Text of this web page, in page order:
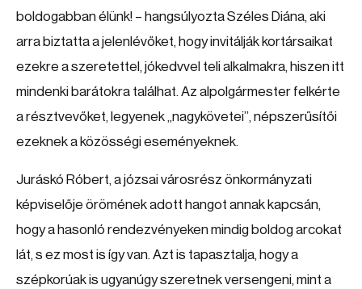
boldogabban élünk! – hangsúlyozta Széles Diána, aki
arra biztatta a jelenlévőket, hogy invitálják kortársaikat
ezekre a szeretettel, jókedvvel teli alkalmakra, hiszen itt
mindenki barátokra találhat. Az alpolgármester felkérte
a résztvevőket, legyenek „nagykövetei”, népszerűsítői
ezeknek a közösségi eseményeknek.
Juráskó Róbert, a józsai városrész önkormányzati
képviselője örömének adott hangot annak kapcsán,
hogy a hasonló rendezvényeken mindig boldog arcokat
lát, s ez most is így van. Azt is tapasztalja, hogy a
szépkorúak is ugyanúgy szeretnek versengeni, mint a